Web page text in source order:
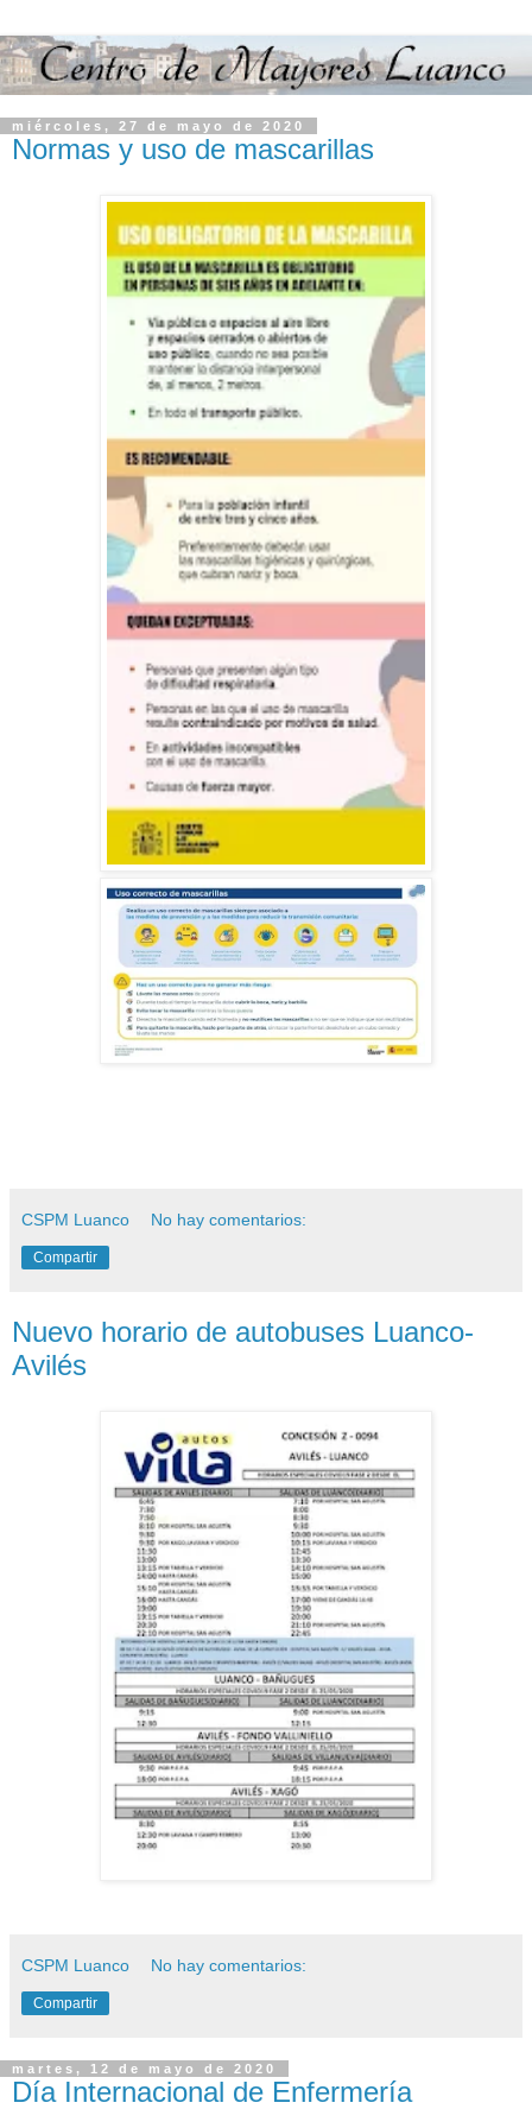
miércoles, 27 de mayo de 2020
Normas y uso de mascarillas
CSPM Luanco No hay comentarios:
Compartir
Nuevo horario de autobuses Luanco-
Avilés
CSPM Luanco No hay comentarios:
Compartir
martes, 12 de mayo de 2020
Día Internacional de Enfermería